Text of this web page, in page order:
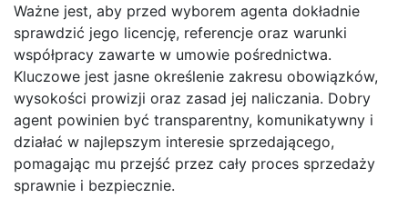
Ważne jest, aby przed wyborem agenta dokładnie
sprawdzić jego licencję, referencje oraz warunki
współpracy zawarte w umowie pośrednictwa.
Kluczowe jest jasne określenie zakresu obowiązków,
wysokości prowizji oraz zasad jej naliczania. Dobry
agent powinien być transparentny, komunikatywny i
działać w najlepszym interesie sprzedającego,
pomagając mu przejść przez cały proces sprzedaży
sprawnie i bezpiecznie.